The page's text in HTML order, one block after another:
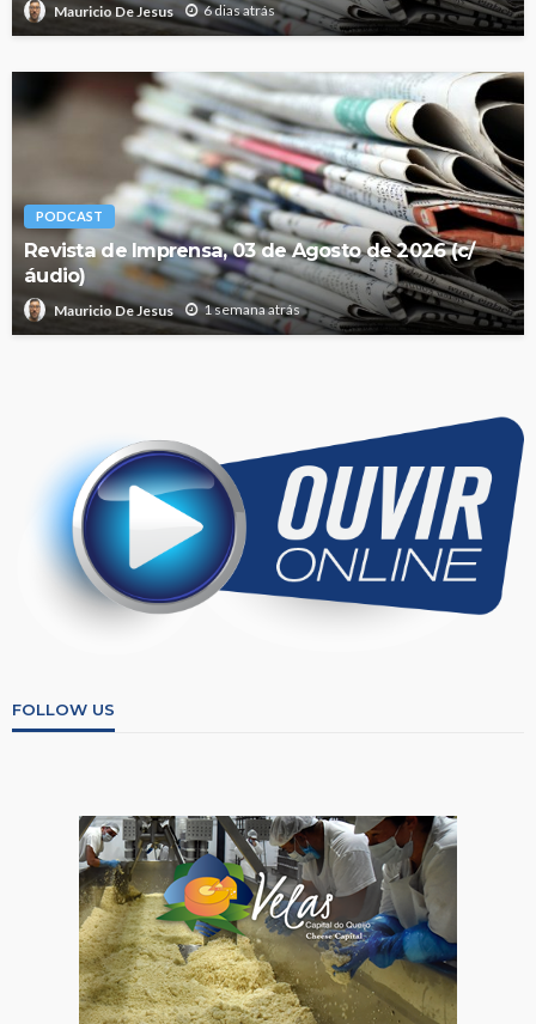
Mauricio De Jesus 6 dias atrás
PODCAST
Revista de Imprensa, 03 de Agosto de 2026 (c/
áudio)
Mauricio De Jesus 1 semana atrás
FOLLOW US